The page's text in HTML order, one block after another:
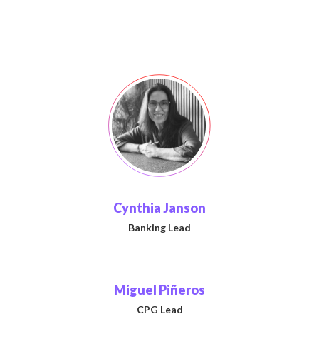
Cynthia Janson
Banking Lead
Miguel Piñeros
CPG Lead